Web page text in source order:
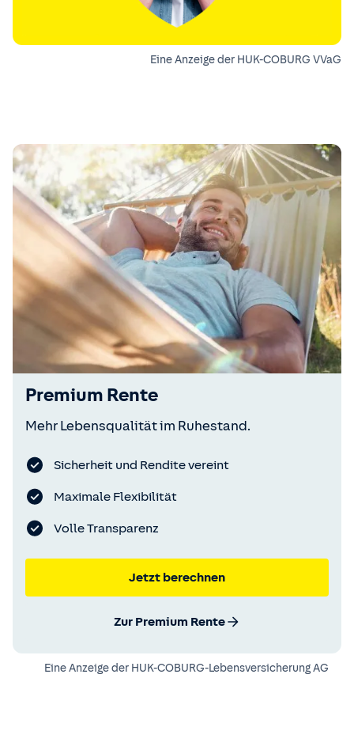
Eine Anzeige der HUK-COBURG VVaG
Premium Rente
Mehr Lebensqualität im Ruhestand.
Sicherheit und Rendite vereint
Maximale Flexibilität
Volle Transparenz
Jetzt berechnen
Zur Premium Rente
Eine Anzeige der HUK-COBURG-Lebensversicherung AG